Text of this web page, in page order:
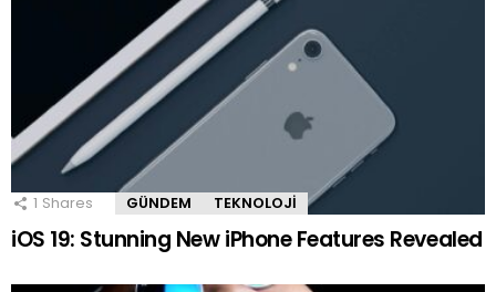
1 Shares GÜNDEM TEKNOLOJI
iOS 19: Stunning New iPhone Features Revealed